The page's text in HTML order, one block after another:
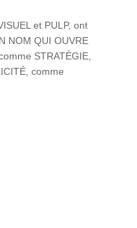
et PULP, ont
NOM QUI OUVRE
STRATÉGIE,
comme